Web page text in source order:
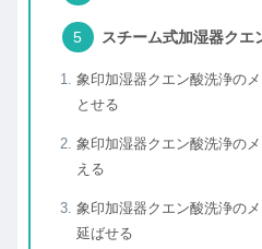
スチーム式加湿器クエ
象印加湿器クエン酸洗浄の
とせる
象印加湿器クエン酸洗浄の
える
象印加湿器クエン酸洗浄の
延ばせる